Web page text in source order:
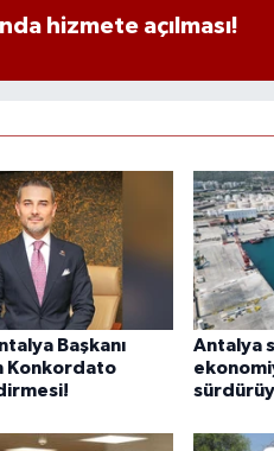
hizmete açılması!
Başkanı
Konkordato
Antalya